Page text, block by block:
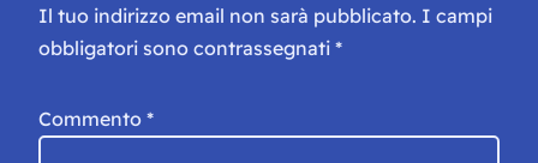
Il tuo indirizzo email non sarà pubblicato. I campi
obbligatori sono contrassegnati *
Commento *